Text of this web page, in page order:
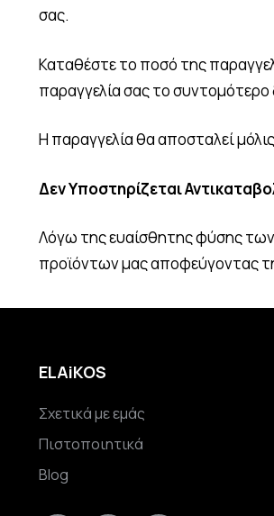
σας.
Καταθέστε το ποσό της
παραγγελία σας το
Η παραγγελία θα αποσταλεί
Δεν Υποστηρίζεται
Λόγω της ευαίσθητης φύσης
προϊόντων μας αποφεύγοντας
ELAiKOS
Σχετικά με εμάς
Πιστοποιητικά
Blog